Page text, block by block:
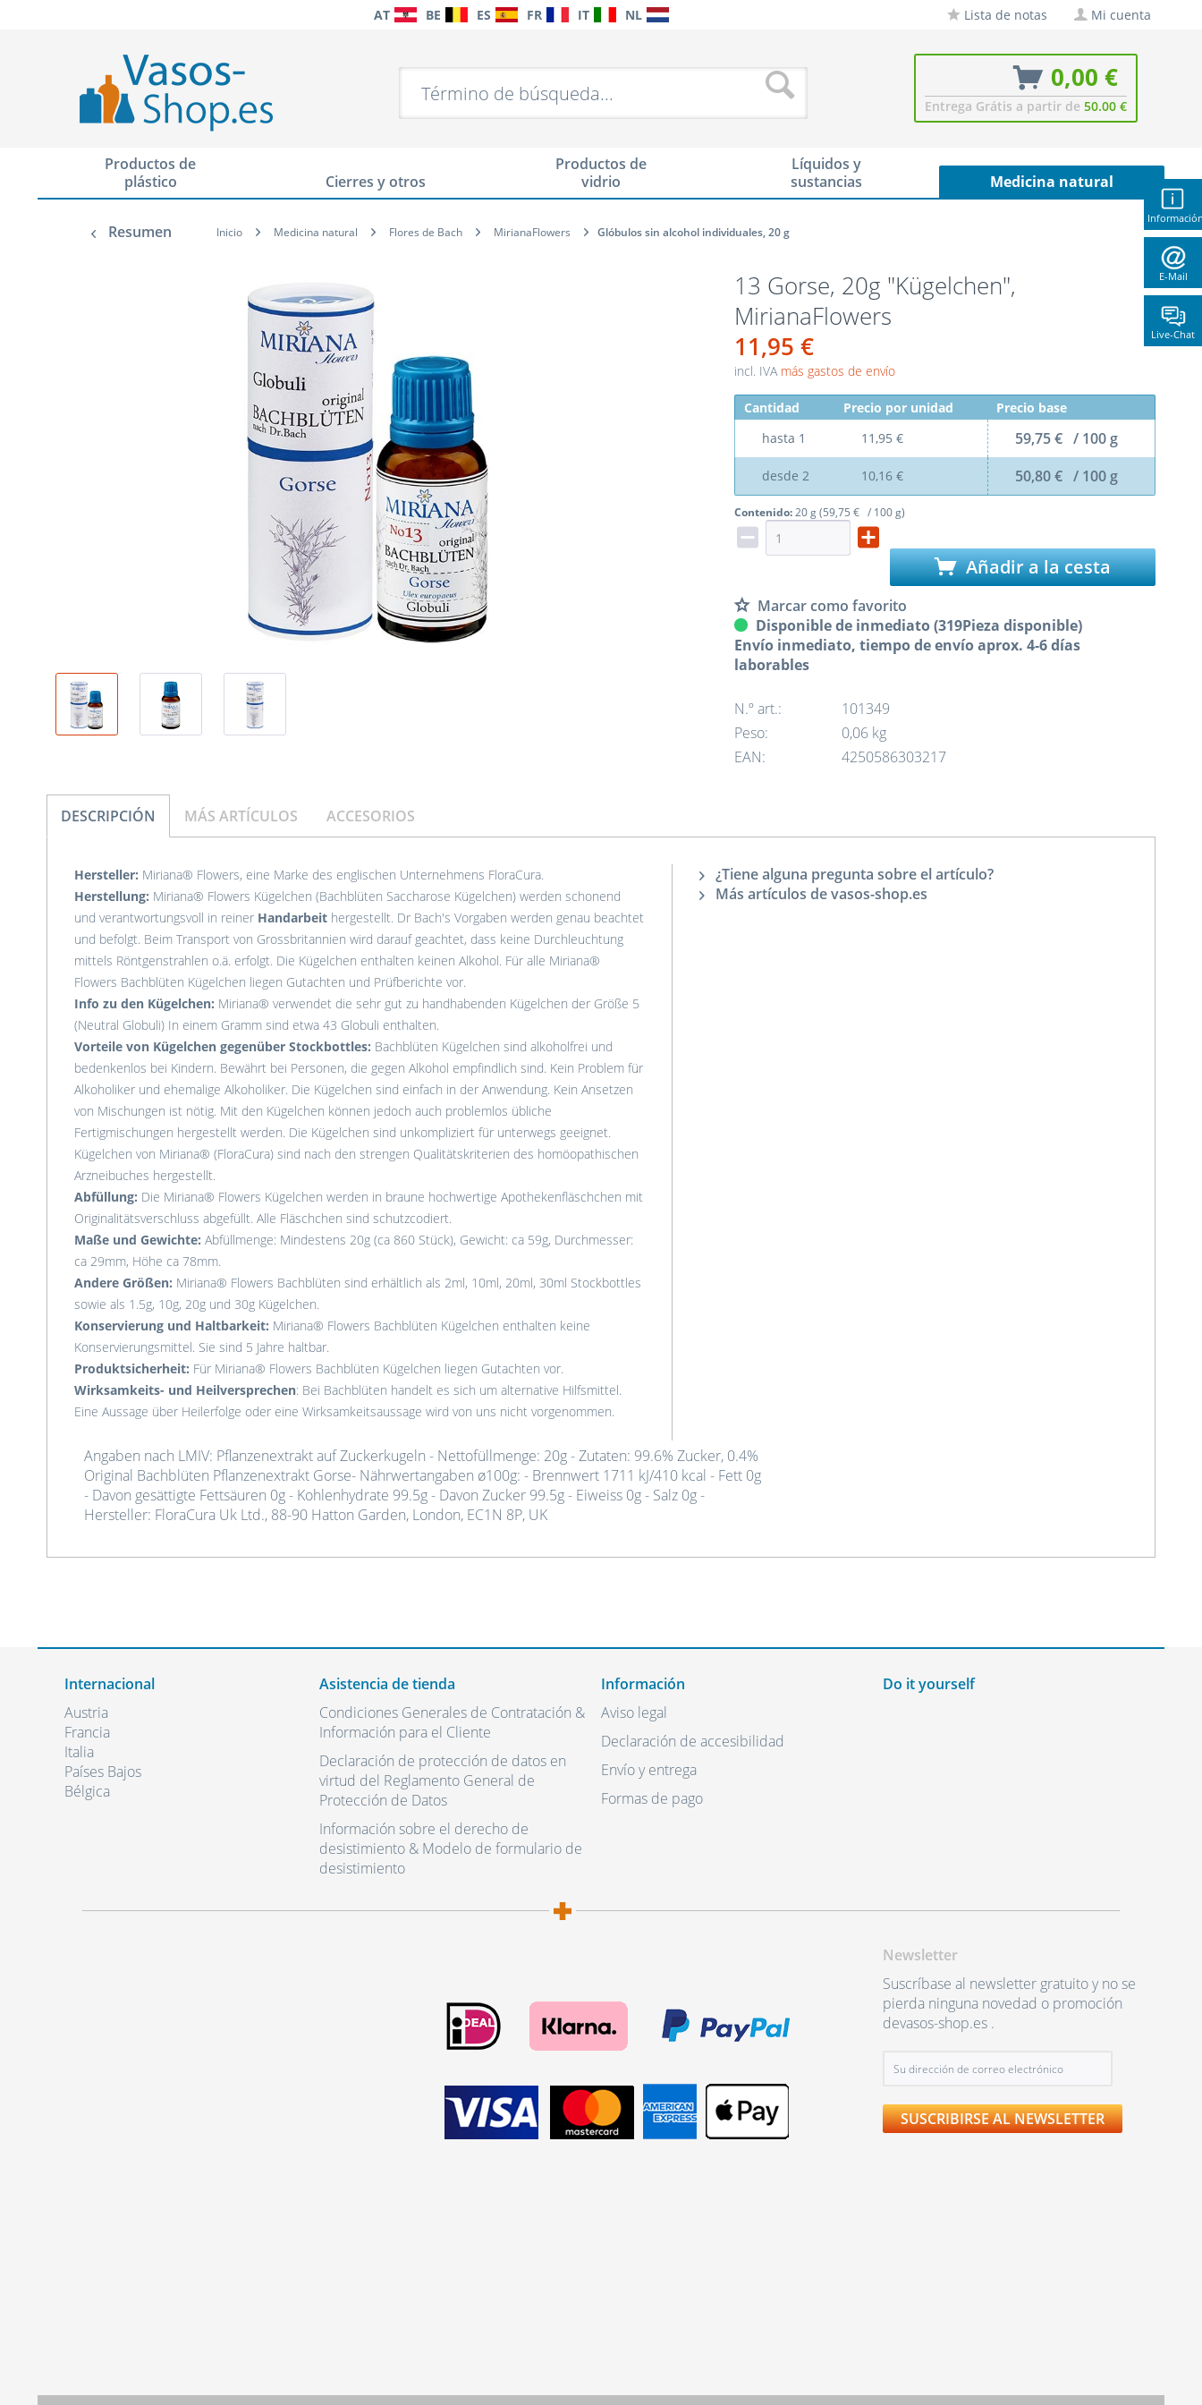
E-Mail
Live-Chat
AT BE ES FR IT NL Lista de notas Mi cuenta
0,00 €
Entrega Grátis a partir de 50.00 €
Productos de
plástico
Cierres y otros
Productos de
vidrio
Líquidos y
sustancias
Medicina natural
Resumen Inicio Medicina natural Flores de Bach MirianaFlowers Glóbulos sin alcohol individuales, 20 g
13 Gorse, 20g "Kügelchen",
MirianaFlowers
11,95 €
incl. IVA más gastos de envío
Cantidad Precio por unidad
Precio base
hasta 1 11,95 € 59,75 € / 100 g
desde 2 10,16 € 50,80 € / 100 g
Contenido:20 g (59,75 € / 100 g)
Añadir a la cesta
Marcar como favorito
Disponible de inmediato (319Pieza disponible)
Envío inmediato, tiempo de envío aprox. 4-6 días
laborables
N.º art.:
101349
Peso:
0,06 kg
EAN:
4250586303217
DESCRIPCIÓN MÁS ARTÍCULOS ACCESORIOS
Hersteller: Miriana® Flowers, eine Marke des englischen Unternehmens FloraCura.
Herstellung: Miriana® Flowers Kügelchen (Bachblüten Saccharose Kügelchen) werden schonend
und verantwortungsvoll in reiner Handarbeit hergestellt. Dr Bach's Vorgaben werden genau beachtet
und befolgt. Beim Transport von Grossbritannien wird darauf geachtet, dass keine Durchleuchtung
mittels Röntgenstrahlen o.ä. erfolgt. Die Kügelchen enthalten keinen Alkohol. Für alle Miriana®
Flowers Bachblüten Kügelchen liegen Gutachten und Prüfberichte vor.
Info zu den Kügelchen: Miriana® verwendet die sehr gut zu handhabenden Kügelchen der Größe 5
(Neutral Globuli) In einem Gramm sind etwa 43 Globuli enthalten.
Vorteile von Kügelchen gegenüber Stockbottles: Bachblüten Kügelchen sind alkoholfrei und
bedenkenlos bei Kindern. Bewährt bei Personen, die gegen Alkohol empfindlich sind. Kein Problem für
Alkoholiker und ehemalige Alkoholiker. Die Kügelchen sind einfach in der Anwendung. Kein Ansetzen
von Mischungen ist nötig. Mit den Kügelchen können jedoch auch problemlos übliche
Fertigmischungen hergestellt werden. Die Kügelchen sind unkompliziert für unterwegs geeignet.
Kügelchen von Miriana® (FloraCura) sind nach den strengen Qualitätskriterien des homöopathischen
Arzneibuches hergestellt.
Abfüllung: Die Miriana® Flowers Kügelchen werden in braune hochwertige Apothekenfläschchen mit
Originalitätsverschluss abgefüllt. Alle Fläschchen sind schutzcodiert.
Maße und Gewichte: Abfüllmenge: Mindestens 20g (ca 860 Stück), Gewicht: ca 59g, Durchmesser:
ca 29mm, Höhe ca 78mm.
Andere Größen: Miriana® Flowers Bachblüten sind erhältlich als 2ml, 10ml, 20ml, 30ml Stockbottles
sowie als 1.5g, 10g, 20g und 30g Kügelchen.
Konservierung und Haltbarkeit: Miriana® Flowers Bachblüten Kügelchen enthalten keine
Konservierungsmittel. Sie sind 5 Jahre haltbar.
Produktsicherheit: Für Miriana® Flowers Bachblüten Kügelchen liegen Gutachten vor.
Wirksamkeits- und Heilversprechen: Bei Bachblüten handelt es sich um alternative Hilfsmittel.
Eine Aussage über Heilerfolge oder eine Wirksamkeitsaussage wird von uns nicht vorgenommen.
Angaben nach LMIV: Pflanzenextrakt auf Zuckerkugeln - Nettofüllmenge: 20g - Zutaten: 99.6% Zucker, 0.4%
Original Bachblüten Pflanzenextrakt Gorse- Nährwertangaben ø100g: - Brennwert 1711 kJ/410 kcal - Fett 0g
- Davon gesättigte Fettsäuren 0g - Kohlenhydrate 99.5g - Davon Zucker 99.5g - Eiweiss 0g - Salz 0g -
Hersteller: FloraCura Uk Ltd., 88-90 Hatton Garden, London, EC1N 8P, UK
¿Tiene alguna pregunta sobre el artículo?
Más artículos de vasos-shop.es
Internacional
Austria
Francia
Italia
Países Bajos
Bélgica
Asistencia de tienda
Condiciones Generales de Contratación &
Información para el Cliente
Declaración de protección de datos en
virtud del Reglamento General de
Protección de Datos
Información sobre el derecho de
desistimiento & Modelo de formulario de
desistimiento
Información
Aviso legal
Declaración de accesibilidad
Envío y entrega
Formas de pago
Do it yourself
Newsletter
Suscríbase al newsletter gratuito y no se
pierda ninguna novedad o promoción
devasos-shop.es .
SUSCRIBIRSE AL NEWSLETTER